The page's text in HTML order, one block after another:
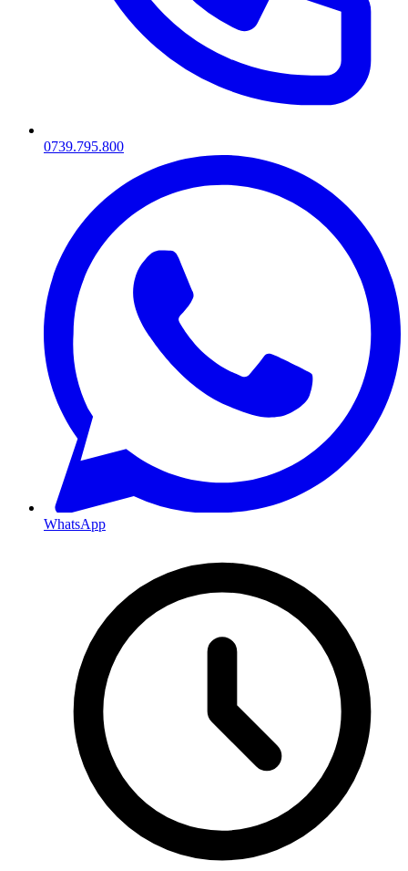
0739.795.800
WhatsApp